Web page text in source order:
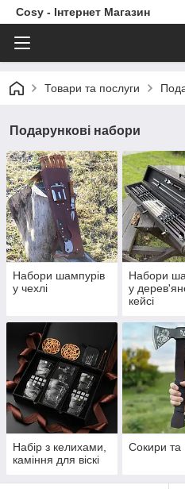
Cosy - Інтернет Магазин
Товари та послуги
Подарункові набори
Набори шампурів
у чехлі
Набори
у
кейсі
Набір з келихами,
каміння для віскі
Сокири та